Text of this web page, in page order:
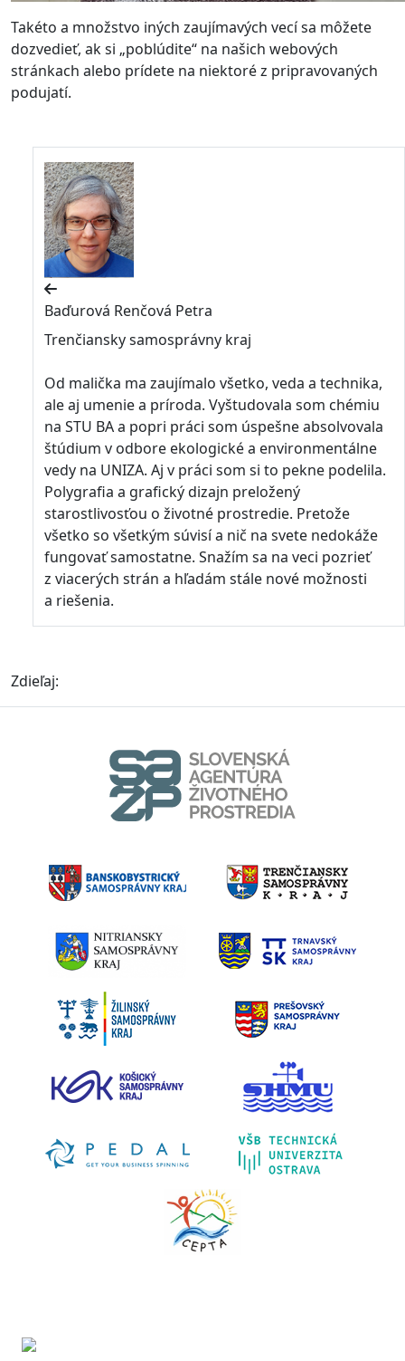
Takéto a množstvo iných zaujímavých vecí sa môžete
dozvedieť, ak si „poblúdite“ na našich webových
stránkach alebo prídete na niektoré z pripravovaných
podujatí.
Baďurová Renčová Petra
Trenčiansky samosprávny kraj
Od malička ma zaujímalo všetko, veda a technika,
ale aj umenie a príroda. Vyštudovala som chémiu
na STU BA a popri práci som úspešne absolvovala
štúdium v odbore ekologické a environmentálne
vedy na UNIZA. Aj v práci som si to pekne podelila.
Polygrafia a grafický dizajn preložený
starostlivosťou o životné prostredie. Pretože
všetko so všetkým súvisí a nič na svete nedokáže
fungovať samostatne. Snažím sa na veci pozrieť
z viacerých strán a hľadám stále nové možnosti
a riešenia.
Zdieľaj: